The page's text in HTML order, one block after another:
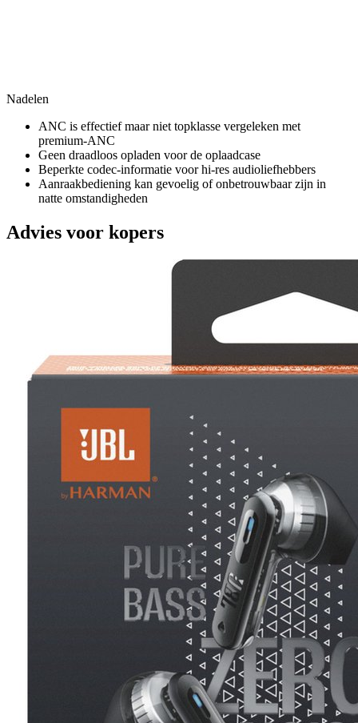
Nadelen
ANC is effectief maar niet topklasse vergeleken met
premium-ANC
Geen draadloos opladen voor de oplaadcase
Beperkte codec‑informatie voor hi‑res audioliefhebbers
Aanraakbediening kan gevoelig of onbetrouwbaar zijn in
natte omstandigheden
Advies voor kopers